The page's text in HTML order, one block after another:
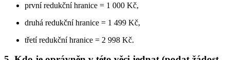
první redukční hranice = 1 000 Kč,
druhá redukční hranice = 1 499 Kč,
třetí redukční hranice = 2 998 Kč.